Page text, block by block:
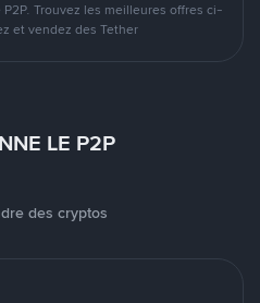
P2P. Trouvez les meilleures offres ci-
et vendez des Tether
LE P2P
des cryptos